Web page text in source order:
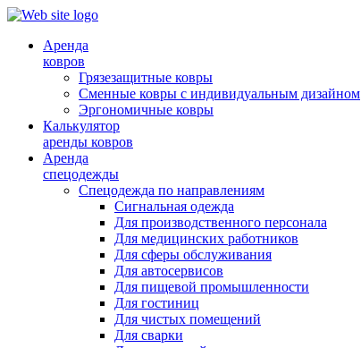
Аренда
ковров
Грязезащитные ковры
Сменные ковры с индивидуальным дизайном
Эргономичные ковры
Калькулятор
аренды ковров
Аренда
спецодежды
Спецодежда по направлениям
Сигнальная одежда
Для производственного персонала
Для медицинских работников
Для сферы обслуживания
Для автосервисов
Для пищевой промышленности
Для гостиниц
Для чистых помещений
Для сварки